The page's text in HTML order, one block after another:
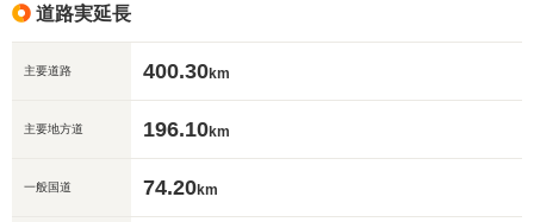
道路実延長
主要道路 400.30km
主要地方道 196.10km
一般国道 74.20km